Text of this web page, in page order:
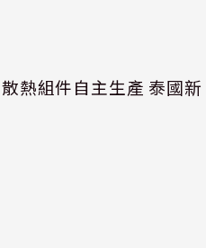
熱組件自主生產 泰國新